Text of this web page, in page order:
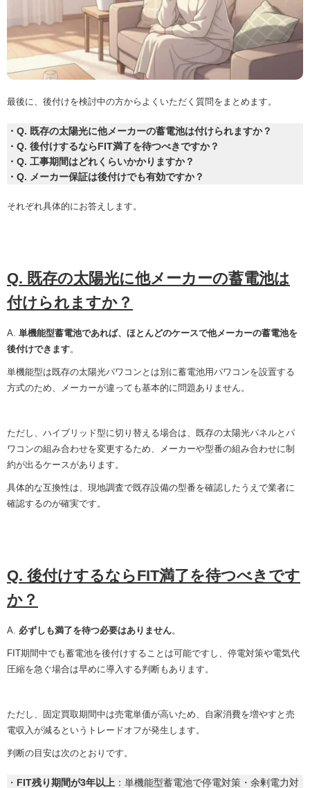
最後に、後付けを検討中の方からよくいただく質問をまとめます。
・Q. 既存の太陽光に他メーカーの蓄電池は付けられますか？
・Q. 後付けするならFIT満了を待つべきですか？
・Q. 工事期間はどれくらいかかりますか？
・Q. メーカー保証は後付けでも有効ですか？
それぞれ具体的にお答えします。
Q. 既存の太陽光に他メーカーの蓄電池は
付けられますか？
A. 単機能型蓄電池であれば、ほとんどのケースで他メーカーの蓄電池を
後付けできます。
単機能型は既存の太陽光パワコンとは別に蓄電池用パワコンを設置する
方式のため、メーカーが違っても基本的に問題ありません。
ただし、ハイブリッド型に切り替える場合は、既存の太陽光パネルとパ
ワコンの組み合わせを変更するため、メーカーや型番の組み合わせに制
約が出るケースがあります。
具体的な互換性は、現地調査で既存設備の型番を確認したうえで業者に
確認するのが確実です。
Q. 後付けするならFIT満了を待つべきです
か？
A. 必ずしも満了を待つ必要はありません。
FIT期間中でも蓄電池を後付けすることは可能ですし、停電対策や電気代
圧縮を急ぐ場合は早めに導入する判断もあります。
ただし、固定買取期間中は売電単価が高いため、自家消費を増やすと売
電収入が減るというトレードオフが発生します。
判断の目安は次のとおりです。
・ FIT残り期間が3年以上 ：単機能型蓄電池で停電対策・余剰電力対